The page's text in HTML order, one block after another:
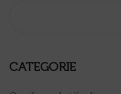
CATEGORIE